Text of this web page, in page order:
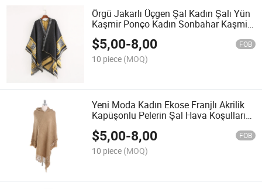
Örgü Jakarlı Üçgen Şal Kadın Şalı Yün
Kaşmir Ponço Kadın Sonbahar Kaşmir
Kazak Üreticisi
$5,00-8,00 FOB
10 piece (MOQ)
Yeni Moda Kadın Ekose Franjlı Akrilik
Kapüşonlu Pelerin Şal Hava Koşulları
$5,00-8,00 FOB
10 piece (MOQ)